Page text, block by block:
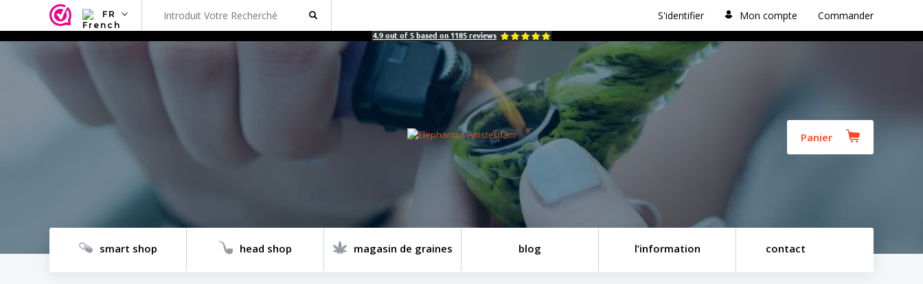
FR S'identifier Mon compte Commander
4.9 out of 5 based on 1185 reviews
Panier
smart shop head shop magasin de graines blog l’information contact